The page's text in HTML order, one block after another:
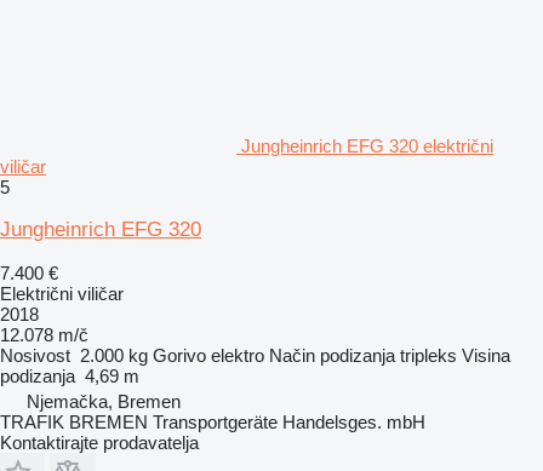
Jungheinrich EFG 320 električni
viličar
5
Jungheinrich EFG 320
7.400 €
Električni viličar
2018
12.078 m/č
Nosivost 2.000 kg Gorivo elektro Način podizanja tripleks Visina
podizanja 4,69 m
Njemačka, Bremen
TRAFIK BREMEN Transportgeräte Handelsges. mbH
Kontaktirajte prodavatelja